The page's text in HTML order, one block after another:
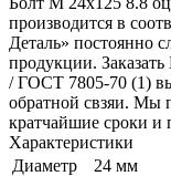
производится в
Деталь» постоянно
продукции.
/ ГОСТ 7805-70 (1)
обратной свзяи. Мы
кратчайшие сроки и
Характеристики
Диаметр
24 мм